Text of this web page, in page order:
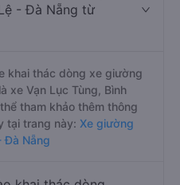
- Đà Nẵng từ
khai thác dòng xe giường
xe Vạn Lục Tùng, Bình
tham khảo thêm thông
tại trang này: Xe giường
Đà Nẵng